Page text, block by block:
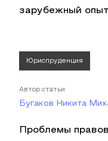
зарубежный
Юриспруденция
Автор статьи
Бугаков Никита
Проблемы